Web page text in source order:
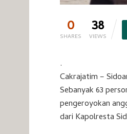
0
SHARES 38
VIEWS
.
Cakrajatim –
Sebanyak 63
pengeroyokan
dari Kapolresta